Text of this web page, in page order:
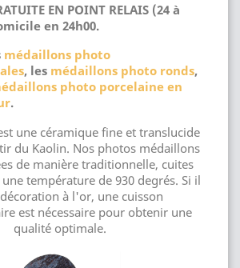
EN POINT RELAIS (24 à
en 24h00.
médaillons photo
, les médaillons photo ronds,
photo porcelaine en
.
une céramique fine et translucide
du Kaolin. Nos photos médaillons
de manière traditionnelle, cuites
température de 930 degrés. Si il
à l'or, une cuisson
est nécessaire pour obtenir une
qualité optimale.